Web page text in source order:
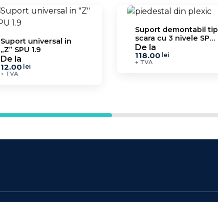
Suport universal in
„Z” SPU 1.9
De la
12.00 lei
+ TVA
Suport demontabil tip
scara cu 3 nivele SPP
8.18
De la
118.00 lei
+ TVA